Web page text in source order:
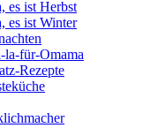
es ist Herbst
es ist Winter
la-für-Omama
Rezepte